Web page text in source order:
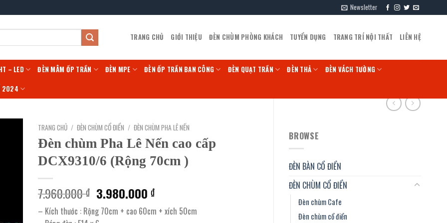
Newsletter
TRANG CHỦ GIỚI THIỆU ĐÈN CHÙM PHÒNG KHÁCH TUYỂN DỤNG TRANG TRÍ NỘI THẤT LIÊN HỆ
– LED ĐÈN MÂM ỐP TRẦN ĐÈN MPE ĐÈN ỐP TRẦN BAN CÔNG ĐÈN QUẠT TRẦN ĐÈN THẢ ĐÈN VÁCH TƯỜNG
2024
BROWSE
ĐÈN BÀN CỔ ĐIỂN
ĐÈN CHÙM CỔ ĐIỂN
Đèn chùm Cafe
Đèn chùm cổ điển
TRANG CHỦ / ĐÈN CHÙM CỔ ĐIỂN / ĐÈN CHÙM PHA LÊ NẾN
Đèn chùm Pha Lê Nến cao cấp
DCX9310/6 (Rộng 70cm )
7.960.000₫ Giá
gốc
là:
3.980.000₫Giá
hiện
tại
– Kích thước : Rộng 70cm + cao 60cm + xích 50cm